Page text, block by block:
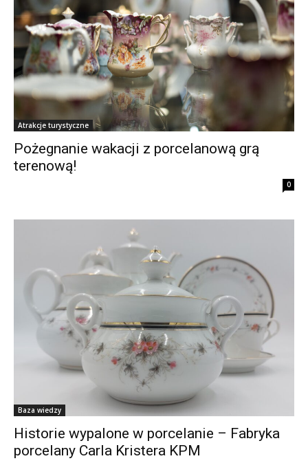
Atrakcje turystyczne
Pożegnanie wakacji z porcelanową grą
terenową!
0
Baza wiedzy
Historie wypalone w porcelanie – Fabryka
porcelany Carla Kristera KPM